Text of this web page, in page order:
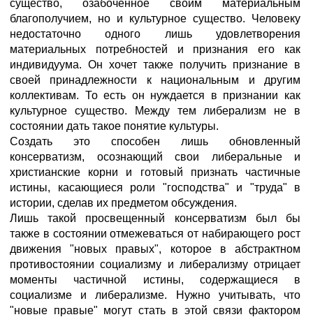
существо, озабоченное своим материальным
благополучием, но и культурное существо. Человеку
недостаточно одного лишь удовлетворения
материальных потребностей и признания его как
индивидуума. Он хочет также получить признание в
своей принадлежности к национальным и другим
коллективам. То есть он нуждается в признании как
культурное существо. Между тем либерализм не в
состоянии дать такое понятие культуры.
Создать это способен лишь обновленный
консерватизм, осознающий свои либеральные и
христианские корни и готовый признать частичные
истины, касающиеся роли "господства" и "труда" в
истории, сделав их предметом обсуждения.
Лишь такой просвещенный консерватизм был бы
также в состоянии отмежеваться от набирающего рост
движения "новых правых", которое в абстрактном
противостоянии социализму и либерализму отрицает
моменты частичной истины, содержащиеся в
социализме и либерализме. Нужно учитывать, что
"новые правые" могут стать в этой связи фактором